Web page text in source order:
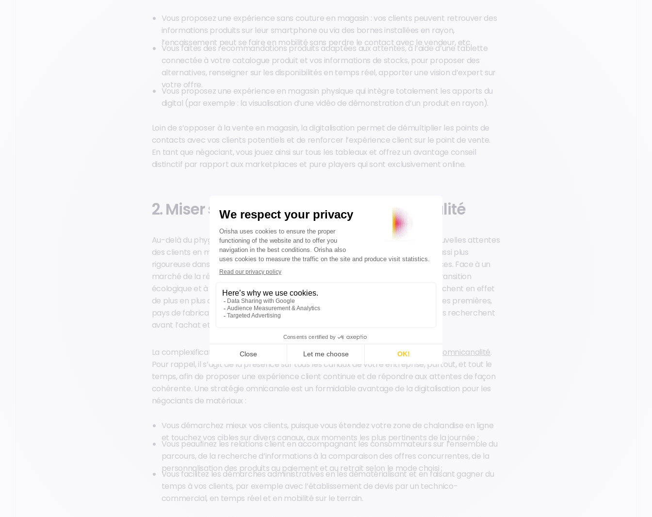
Vous proposez une expérience sans couture en magasin : vos clients peuvent retrouver des
informations produits sur leur smartphone ou via des bornes installées en rayon,
l’encaissement peut se faire en mobilité sans perdre le contact avec le vendeur, etc.
Vous faites des recommandations produits adaptées aux attentes, à l’aide d’une tablette
connectée à votre catalogue produit et vos informations de stocks, pour proposer des
alternatives, renseigner sur les disponibilités en temps réel, apporter une vision d’expert sur
votre offre.
Vous proposez une expérience en magasin physique qui intègre totalement les apports du
digital (par exemple : la visualisation d’une vidéo de démonstration d’un produit en rayon).
Loin de s’opposer à la vente en magasin, la digitalisation permet de démultiplier les points de
contacts avec vos clients potentiels et de renforcer l’expérience client sur le point de vente.
En tant que négociant, vous jouez ainsi sur tous les tableaux et offrez un avantage conseil
distinctif par rapport aux marketplaces et pure players qui sont exclusivement online.
2. Miser sur une offre omnicanale de qualité
Au-delà du phygital, ladigitalisation du point de vente
permet d’adresser les nouvelles attentes
des clients en matière de qualité d’offre produit et service. Mieux informée et aussi plus
rigoureuse dans sa consommation, la clientèle d’aujourd’hui a de hautes exigences. Face à un
marché de la rénovation énergétique en plein boom, aux conséquences de la transition
écologique et à la croissance de l’économie circulaire, les consommateurs attachent en effet
de plus en plus d’importance aux produits mis sur le marché. Origine des matières premières,
pays de fabrication, performance énergétique… sont autant d’informations qu’ils recherchent
avant l’achat et tout au long du parcours client.
La complexification de l’offre de produits et de services nécessite de miser sur l’ omnicanalité.
Pour rappel, il s’agit de la présence sur tous les canaux de votre entreprise, partout, et tout le
temps, afin de proposer une expérience client continue et de répondre aux attentes de façon
cohérente. Une stratégie omnicanale est un formidable avantage de la digitalisation pour les
négociants de matériaux :
Vous démarchez mieux vos clients, puisque vous étendez votre zone de chalandise en ligne
et touchez vos cibles sur divers canaux, aux moments les plus pertinents de la journée ;
Vous peaufinez les relations client en accompagnant les consommateurs sur l’ensemble du
parcours, de la recherche d’informations à la comparaison des offres concurrentes, de la
personnalisation des produits au paiement et au retrait selon le mode choisi ;
Vous facilitez les démarches administratives en les dématérialisant et en faisant gagner du
temps à vos clients, par exemple avec l’établissement de devis par un technico-
commercial, en temps réel et en mobilité sur le terrain.